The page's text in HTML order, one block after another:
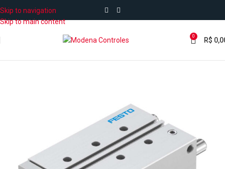
Skip to navigation
Skip to main content
0 R$